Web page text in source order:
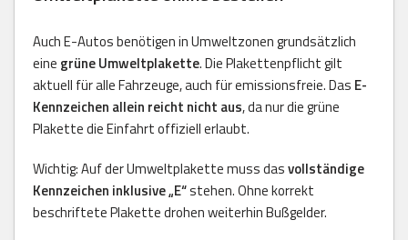
Auch E-Autos benötigen in Umweltzonen grundsätzlich
eine grüne Umweltplakette. Die Plakettenpflicht gilt
aktuell für alle Fahrzeuge, auch für emissionsfreie. Das E-
Kennzeichen allein reicht nicht aus, da nur die grüne
Plakette die Einfahrt offiziell erlaubt.
Wichtig: Auf der Umweltplakette muss dasvollständige
Kennzeichen inklusive „E“stehen. Ohne korrekt
beschriftete Plakette drohen weiterhin Bußgelder.